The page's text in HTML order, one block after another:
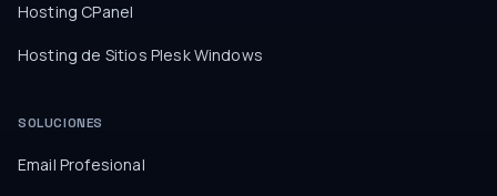
Hosting CPanel
Hosting de Sitios Plesk Windows
SOLUCIONES
Email Profesional